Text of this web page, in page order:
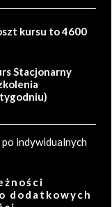
kursu to 4600
Stacjonarny
po indywidualnych
dodatkowych